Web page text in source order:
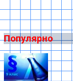
Популярно